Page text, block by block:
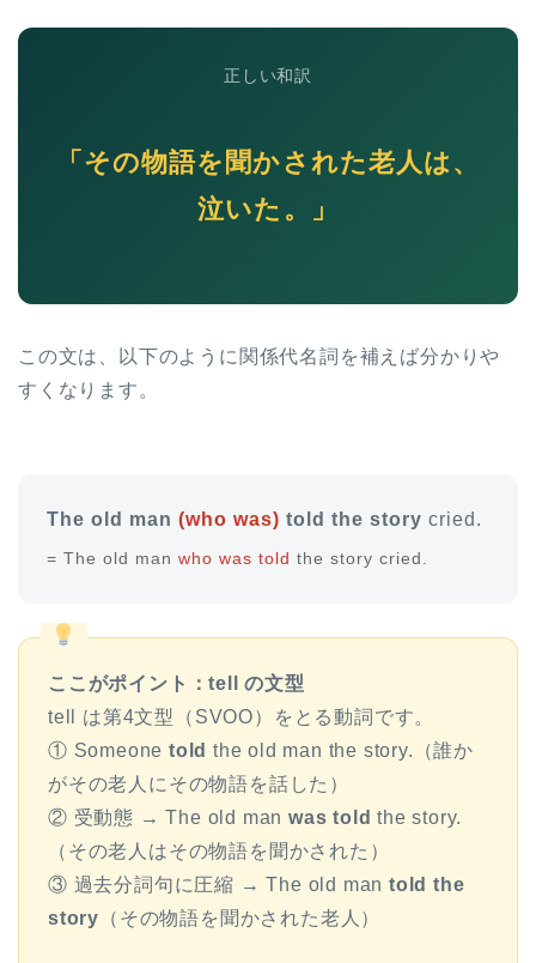
正しい和訳
「その物語を聞かされた老人は、
泣いた。」
この文は、以下のように関係代名詞を補えば分かりや
すくなります。
The old man (who was) told the story cried.
= The old man who was told the story cried.
ここがポイント：tell の文型
tell は第4文型（SVOO）をとる動詞です。
① Someone told the old man the story.（誰か
がその老人にその物語を話した）
② 受動態 → The old man was told the story.
（その老人はその物語を聞かされた）
③ 過去分詞句に圧縮 → The old man told the
story （その物語を聞かされた老人）